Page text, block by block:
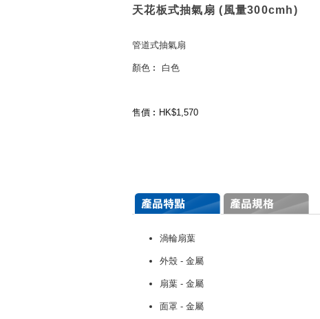
天花板式抽氣扇 (風量300cmh)
管道式抽氣扇
顏色︰ 白色
售價︰HK$1,570
渦輪扇葉
外殼 - 金屬
扇葉 - 金屬
面罩 - 金屬